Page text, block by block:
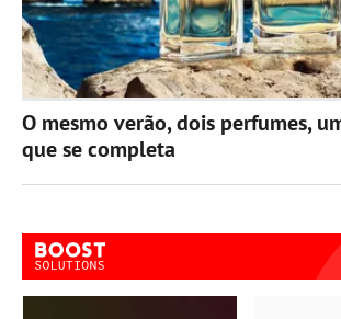
O mesmo verão, dois perfumes,
que se completa